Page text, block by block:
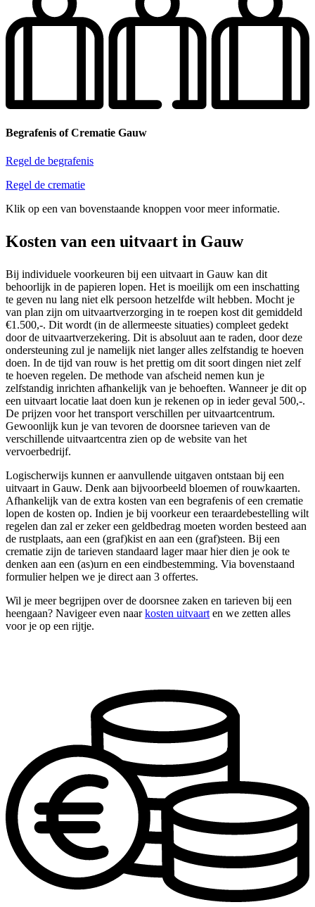
Begrafenis of Crematie Gauw
Regel de begrafenis
Regel de crematie
Klik op een van bovenstaande knoppen voor meer informatie.
Kosten van een uitvaart in Gauw
Bij individuele voorkeuren bij een uitvaart in Gauw kan dit
behoorlijk in de papieren lopen. Het is moeilijk om een inschatting
te geven nu lang niet elk persoon hetzelfde wilt hebben. Mocht je
van plan zijn om uitvaartverzorging in te roepen kost dit gemiddeld
€1.500,-. Dit wordt (in de allermeeste situaties) compleet gedekt
door de uitvaartverzekering. Dit is absoluut aan te raden, door deze
ondersteuning zul je namelijk niet langer alles zelfstandig te hoeven
doen. In de tijd van rouw is het prettig om dit soort dingen niet zelf
te hoeven regelen. De methode van afscheid nemen kun je
zelfstandig inrichten afhankelijk van je behoeften. Wanneer je dit op
een uitvaart locatie laat doen kun je rekenen op in ieder geval 500,-.
De prijzen voor het transport verschillen per uitvaartcentrum.
Gewoonlijk kun je van tevoren de doorsnee tarieven van de
verschillende uitvaartcentra zien op de website van het
vervoerbedrijf.
Logischerwijs kunnen er aanvullende uitgaven ontstaan bij een
uitvaart in Gauw. Denk aan bijvoorbeeld bloemen of rouwkaarten.
Afhankelijk van de extra kosten van een begrafenis of een crematie
lopen de kosten op. Indien je bij voorkeur een teraardebestelling wilt
regelen dan zal er zeker een geldbedrag moeten worden besteed aan
de rustplaats, aan een (graf)kist en aan een (graf)steen. Bij een
crematie zijn de tarieven standaard lager maar hier dien je ook te
denken aan een (as)urn en een eindbestemming. Via bovenstaand
formulier helpen we je direct aan 3 offertes.
Wil je meer begrijpen over de doorsnee zaken en tarieven bij een
heengaan? Navigeer even naarkosten uitvaart en we zetten alles
voor je op een rijtje.